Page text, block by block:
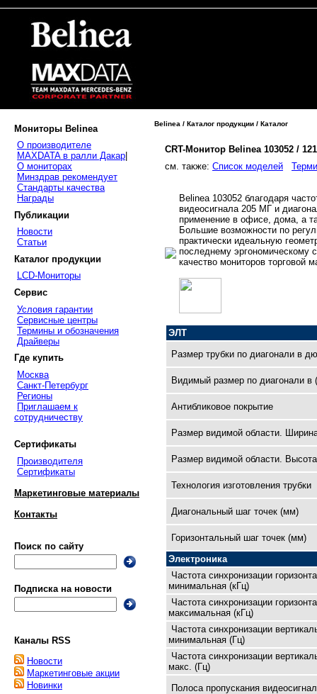
Мониторы Belinea
О производителе
MAXDATA в ралли Дакар
О мониторах
Минздрав рекомендует
Стандарты качества
Награды
Публикации
Новости
Статьи
Каталог продукции
LCD-Мониторы
Сервис
Условия гарантии
Сервисные центры
Термины и обозначения
Драйверы
Где купить
Москва
Санкт-Петербург
Регионы
Приглашаем к
сотрудничеству
Сертификаты
Производителя
Сертификаты
Маркетинговые материалы
Контакты
Поиск по сайту
Подписка на новости
Каналы RSS
Новости
Маркетинговые акции
Новинки
Belinea / Каталог продукции / Каталог
CRT-Монитор Belinea 103052 /
cм. также: Список моделей
Belinea 103052 благодаря
видеосигнала 205 МГ и
применение в офисе, дома, а
Большие возможности по
практически идеальную
последнему эргономическому
качество мониторов торговой
ЭЛТ
Размер трубки по диагонали в
Видимый размер по диагонали в
Антибликовое покрытие
Размер видимой области.
Размер видимой области.
Технология изготовления трубки
Диагональный шаг точек (мм)
Горизонтальный шаг точек (мм)
Электроника
Частота синхронизации
минимальная (кГц)
Частота синхронизации
максимальная (кГц)
Частота синхронизации
минимальная (Гц)
Частота синхронизации
макс. (Гц)
Полоса пропускания